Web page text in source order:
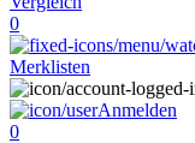
0
Merklisten
Anmelden
0